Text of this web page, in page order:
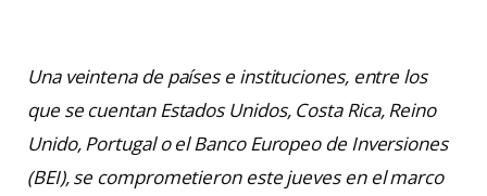
Una veintena de países e instituciones, entre los
que se cuentan Estados Unidos, Costa Rica, Reino
Unido, Portugal o el Banco Europeo de Inversiones
(BEI), se comprometieron este jueves en el marco